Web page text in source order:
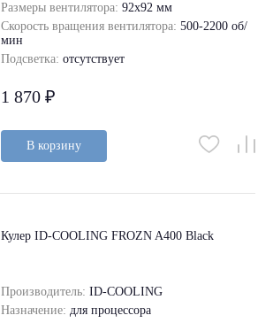
Размеры вентилятора: 92x92 мм
Скорость вращения вентилятора: 500-2200 об/
мин
Подсветка: отсутствует
1 870 ₽
В корзину
Кулер ID-COOLING FROZN A400 Black
Производитель: ID-COOLING
Назначение: для процессора